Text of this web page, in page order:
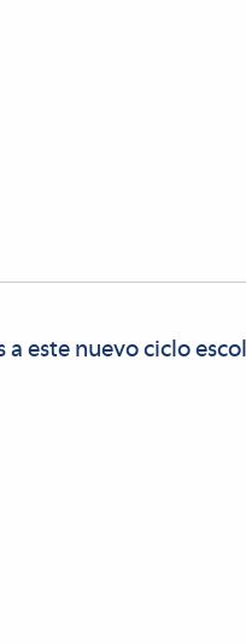
a este nuevo ciclo